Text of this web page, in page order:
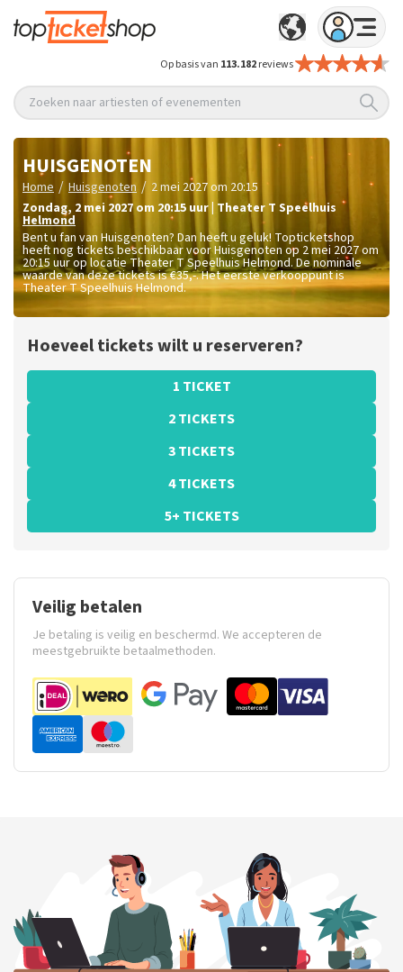
Op basis van 113.182reviews
Zoeken naar artiesten of evenementen
HUISGENOTEN
Home / Huisgenoten / 2 mei 2027 om 20:15
zondag, 2 mei 2027 om 20:15 uur Theater T Speelhuis
Helmond
Bent u fan van Huisgenoten? Dan heeft u geluk! Topticketshop
heeft nog tickets beschikbaar voor Huisgenoten op 2 mei 2027 om
20:15 uur op locatie Theater T Speelhuis Helmond. De nominale
waarde van deze tickets is€35,-. Het eerste verkooppunt is
Theater T Speelhuis Helmond.
Hoeveel tickets wilt u reserveren?
1 TICKET
2 TICKETS
3 TICKETS
4 TICKETS
5+ TICKETS
Veilig betalen
Je betaling is veilig en beschermd. We accepteren de
meestgebruikte betaalmethoden.